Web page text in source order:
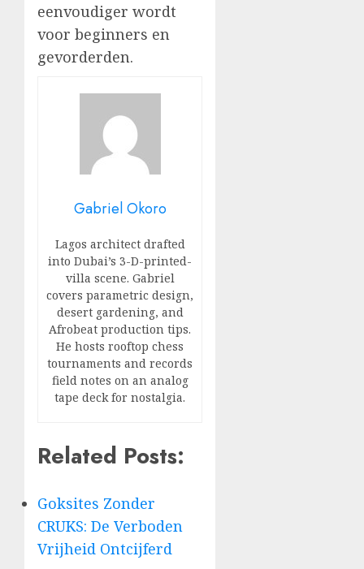
eenvoudiger wordt
voor beginners en
gevorderden.
Gabriel Okoro
Lagos architect drafted
into Dubai’s 3-D-printed-
villa scene. Gabriel
covers parametric design,
desert gardening, and
Afrobeat production tips.
He hosts rooftop chess
tournaments and records
field notes on an analog
tape deck for nostalgia.
Related Posts:
Goksites Zonder
CRUKS: De Verboden
Vrijheid Ontcijferd